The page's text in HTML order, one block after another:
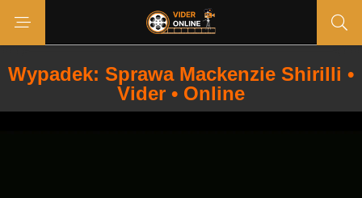
Wypadek: Sprawa Mackenzie Shirilli •
Vider • Online